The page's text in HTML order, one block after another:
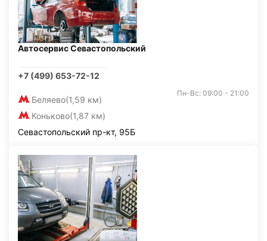
Автосервис Севастопольский
+7 (499) 653-72-12
Беляево(1,59 км)
Коньково(1,87 км)
Пн-Вс: 09:00 - 21:00
Севастопольский пр-кт, 95Б